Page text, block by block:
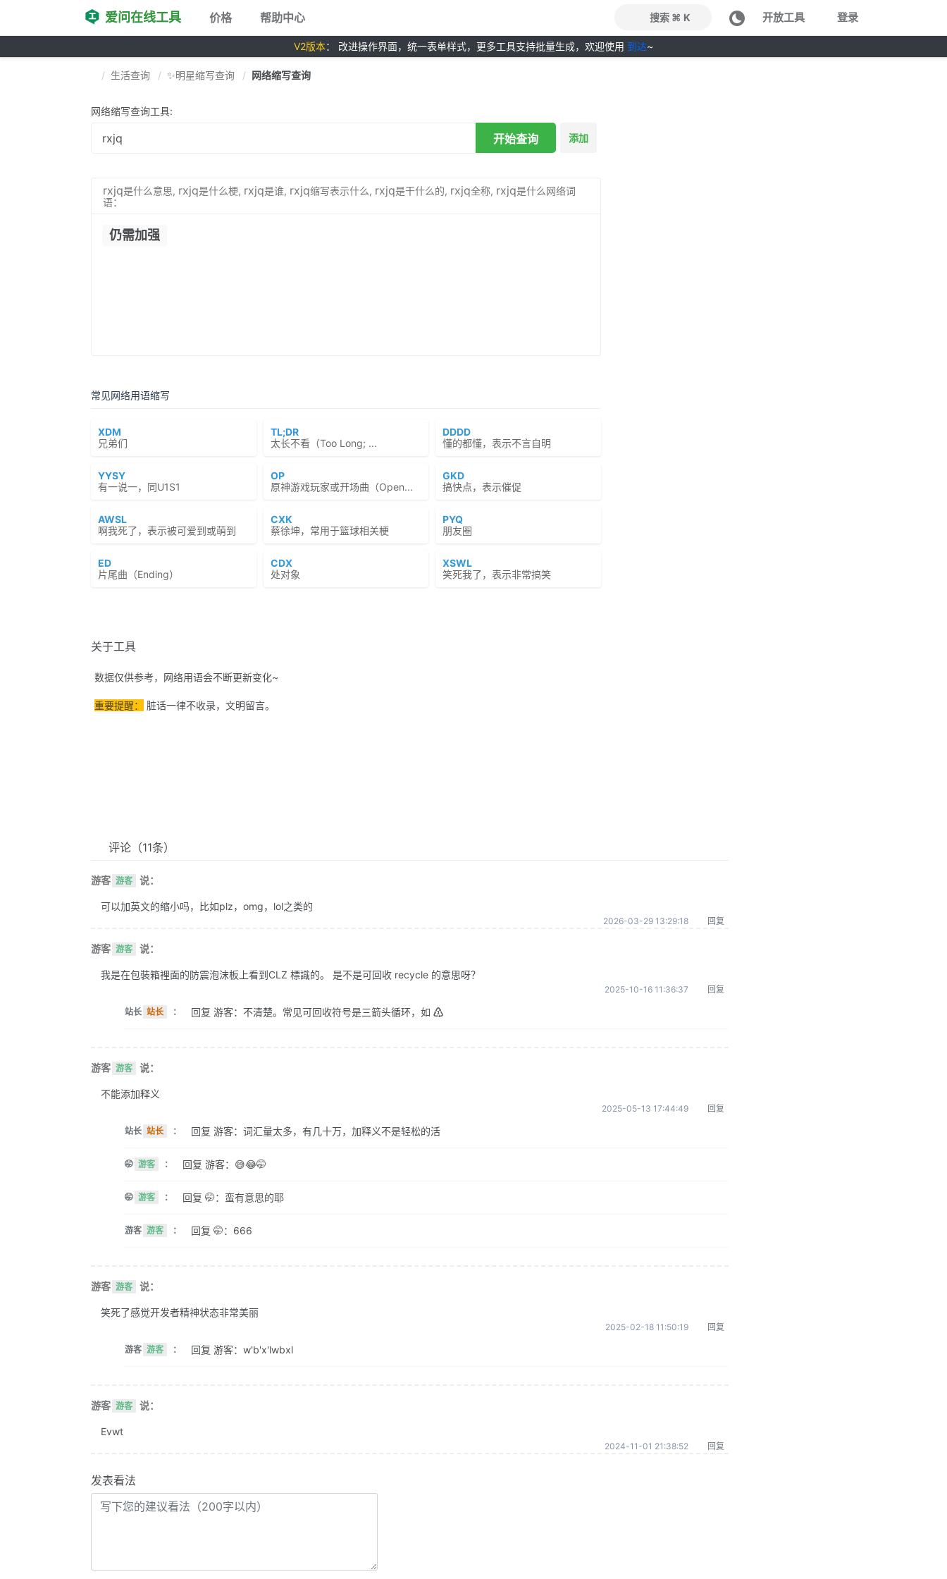
爱问在线工具 价格 帮助中心 搜索 ⌘ K 开放工具 登录
V2版本： 改进操作界面，统一表单样式，更多工具支持批量生成，欢迎使用 到达~
生活查询 ✨明星缩写查询 网络缩写查询
网络缩写查询工具:
开始查询 添加
rxjq是什么意思, rxjq是什么梗, rxjq是谁, rxjq缩写表示什么, rxjq是干什么的, rxjq全称, rxjq是什么网络词
语：
仍需加强
常见网络用语缩写
XDM
兄弟们
TL;DR
太长不看（Too Long; ...
DDDD
懂的都懂，表示不言自明
YYSY
有一说一，同U1S1
OP
原神游戏玩家或开场曲（Open...
GKD
搞快点，表示催促
AWSL
啊我死了，表示被可爱到或萌到
CXK
蔡徐坤，常用于篮球相关梗
PYQ
朋友圈
ED
片尾曲（Ending）
CDX
处对象
XSWL
笑死我了，表示非常搞笑
关于工具
数据仅供参考，网络用语会不断更新变化~
重要提醒： 脏话一律不收录，文明留言。
评论 （11条）
游客 游客 说：
可以加英文的缩小吗，比如plz，omg，lol之类的
2026-03-29 13:29:18 回复
游客 游客 说：
我是在包裝箱裡面的防震泡沫板上看到CLZ 標識的。 是不是可回收 recycle 的意思呀？
2025-10-16 11:36:37 回复
站长 站长 ： 回复 游客：不清楚。常见可回收符号是三箭头循环，如 ♴
游客 游客 说：
不能添加释义
2025-05-13 17:44:49 回复
站长 站长 ： 回复 游客：词汇量太多，有几十万，加释义不是轻松的活
🤭 游客 ： 回复 游客：😅😂🤭
🤭 游客 ： 回复 🤭：蛮有意思的耶
游客 游客 ： 回复 🤭：666
游客 游客 说：
笑死了感觉开发者精神状态非常美丽
2025-02-18 11:50:19 回复
游客 游客 ： 回复 游客：w'b'x'lwbxl
游客 游客 说：
Evwt
2024-11-01 21:38:52 回复
发表看法